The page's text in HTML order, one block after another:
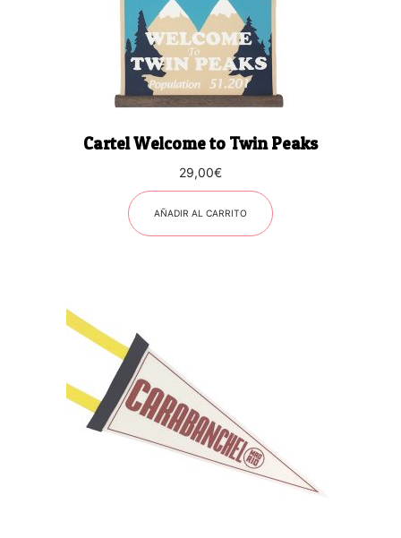
Cartel Welcome to Twin Peaks
29,00€
AÑADIR AL CARRITO